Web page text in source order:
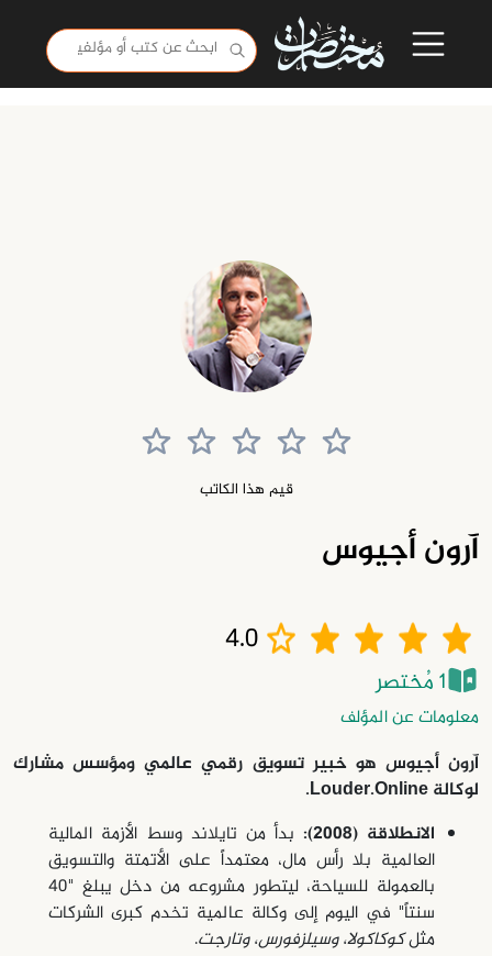
قيم هذا الكاتب
آرون أجيوس
4.0
1 مُختصر
معلومات عن المؤلف
آرون أجيوس هو خبير تسويق رقمي عالمي ومؤسس مشارك
لوكالة Louder.Online.
الانطلاقة (2008):
بدأ من تايلاند وسط الأزمة المالية
العالمية بلا رأس مال، معتمداً على الأتمتة والتسويق
بالعمولة للسياحة، ليتطور مشروعه من دخل يبلغ "40
سنتاً" في اليوم إلى وكالة عالمية تخدم كبرى الشركات
مثلكوكاكولا، وسيلزفورس، وتارجت.